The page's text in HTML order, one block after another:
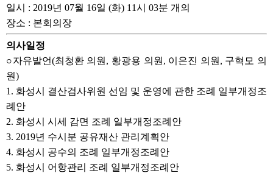
2. 화성시 시세 감면 조례 일부개
정조례안
3. 2019년 수시분 공유재산 관
리계획안
조례안
5. 화성시 어항관리 조례 일부개
정조례안
6. 화성시 전기자동차 이용 활성
화 지원 조례 전부개정조례안
7. 화성시 향남2지구 자동집하시
설 운영 민간위탁 동의안
8. 화성그린환경센터 재활용선별
시설 민간위탁 동의안
일시 : 2019년 07월 16일 (화) 11시 03분 개의
장소 : 본회의장
의사일정
○자유발언(최청환 의원, 황광용 의원, 이은진 의원, 구혁모 의
원)
1. 화성시 결산검사위원 선임 및 운영에 관한 조례 일부개정조
례안
2. 화성시 시세 감면 조례 일부개정조례안
3. 2019년 수시분 공유재산 관리계획안
4. 화성시 공수의 조례 일부개정조례안
5. 화성시 어항관리 조례 일부개정조례안